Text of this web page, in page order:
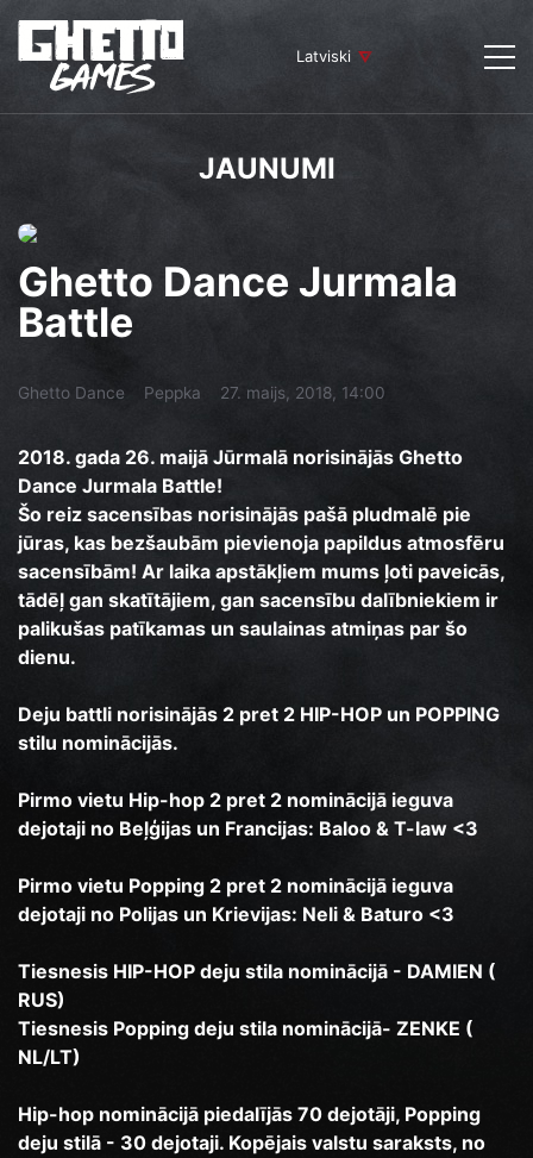
Latviski
JAUNUMI
Ghetto Dance Jurmala
Battle
Ghetto Dance Peppka 27. maijs, 2018, 14:00
2018. gada 26. maijā Jūrmalā norisinājās Ghetto
Dance Jurmala Battle!
Šo reiz sacensības norisinājās pašā pludmalē pie
jūras, kas bezšaubām pievienoja papildus atmosfēru
sacensībām! Ar laika apstākļiem mums ļoti paveicās,
tādēļ gan skatītājiem, gan sacensību dalībniekiem ir
palikušas patīkamas un saulainas atmiņas par šo
dienu.
Deju battli norisinājās 2 pret 2 HIP-HOP un POPPING
stilu nominācijās.
Pirmo vietu Hip-hop 2 pret 2 nominācijā ieguva
dejotaji no Beļģijas un Francijas: Baloo & T-law <3
Pirmo vietu Popping 2 pret 2 nominācijā ieguva
dejotaji no Polijas un Krievijas: Neli & Baturo <3
Tiesnesis HIP-HOP deju stila nominācijā - DAMIEN (
RUS)
Tiesnesis Popping deju stila nominācijā- ZENKE (
NL/LT)
Hip-hop nominācijā piedalījās 70 dejotāji, Popping
deju stilā - 30 dejotaji. Kopējais valstu saraksts, no